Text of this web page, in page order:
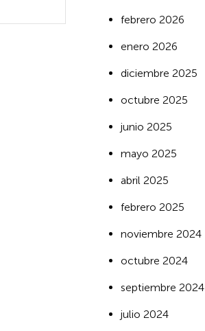
febrero 2026
enero 2026
diciembre 2025
octubre 2025
junio 2025
mayo 2025
abril 2025
febrero 2025
noviembre 2024
octubre 2024
septiembre 2024
julio 2024